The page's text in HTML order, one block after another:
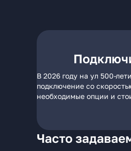
В 2026 году на ул 500-
подключение со
необходимые опции и
Часто